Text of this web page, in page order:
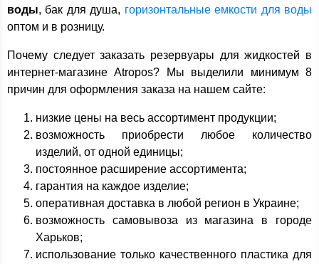
воды, бак для душа, горизонтальные емкости для воды
оптом и в розницу.
Почему следует заказать резервуары для жидкостей в
интернет-магазине Atropos? Мы выделили минимум 8
причин для оформления заказа на нашем сайте:
низкие цены на весь ассортимент продукции;
возможность приобрести любое количество
изделий, от одной единицы;
постоянное расширение ассортимента;
гарантия на каждое изделие;
оперативная доставка в любой регион в Украине;
возможность самовывоза из магазина в городе
Харьков;
использование только качественного пластика для